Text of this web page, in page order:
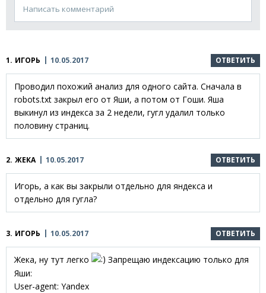
Написать комментарий
1. ИГОРЬ 10.05.2017 ОТВЕТИТЬ
Проводил похожий анализ для одного сайта. Сначала в
robots.txt закрыл его от Яши, а потом от Гоши. Яша
выкинул из индекса за 2 недели, гугл удалил только
половину страниц.
2. ЖЕКА 10.05.2017 ОТВЕТИТЬ
Игорь, а как вы закрыли отдельно для яндекса и
отдельно для гугла?
3. ИГОРЬ 10.05.2017 ОТВЕТИТЬ
Жека, ну тут легко
Запрещаю индексацию только для
Яши:
User-agent: Yandex